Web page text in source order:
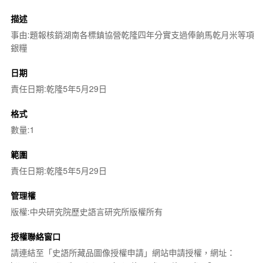
描述
事由:題報核銷湖南各標鎮協營乾隆四年分實支過俸餉馬乾月米等項
銀糧
日期
責任日期:乾隆5年5月29日
格式
數量:1
範圍
責任日期:乾隆5年5月29日
管理權
版權:中央研究院歷史語言研究所版權所有
授權聯絡窗口
請連結至「史語所藏品圖像授權申請」網站申請授權，網址：